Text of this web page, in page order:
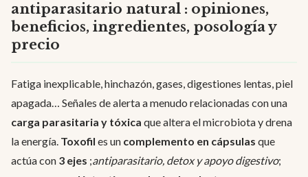
antiparasitario natural : opiniones,
beneficios, ingredientes, posología y
precio
Fatiga inexplicable, hinchazón, gases, digestiones lentas, piel
apagada… Señales de alerta a menudo relacionadas con una
carga parasitaria y tóxica que altera el microbiota y drena
la energía. Toxofil es un complemento en cápsulas que
actúa con 3 ejes ;antiparasitario, detox y apoyo digestivo;